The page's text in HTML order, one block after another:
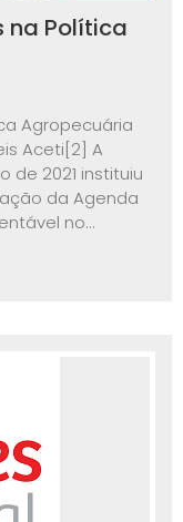
na Política
Agropecuária
Aceti[2] A
de 2021 instituiu
da Agenda
no...